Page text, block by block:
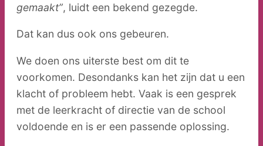
gemaakt”, luidt een bekend gezegde.
Dat kan dus ook ons gebeuren.
We doen ons uiterste best om dit te
voorkomen. Desondanks kan het zijn dat u een
klacht of probleem hebt. Vaak is een gesprek
met de leerkracht of directie van de school
voldoende en is er een passende oplossing.
informatie
Werken
Contact
Nieuwe
Leerling